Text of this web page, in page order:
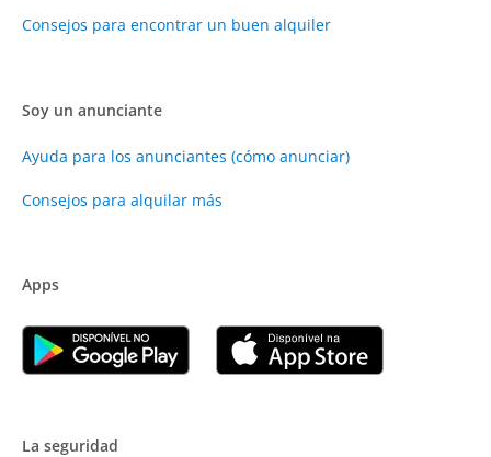
Consejos para encontrar un buen alquiler
Soy un anunciante
Ayuda para los anunciantes (cómo anunciar)
Consejos para alquilar más
Apps
La seguridad